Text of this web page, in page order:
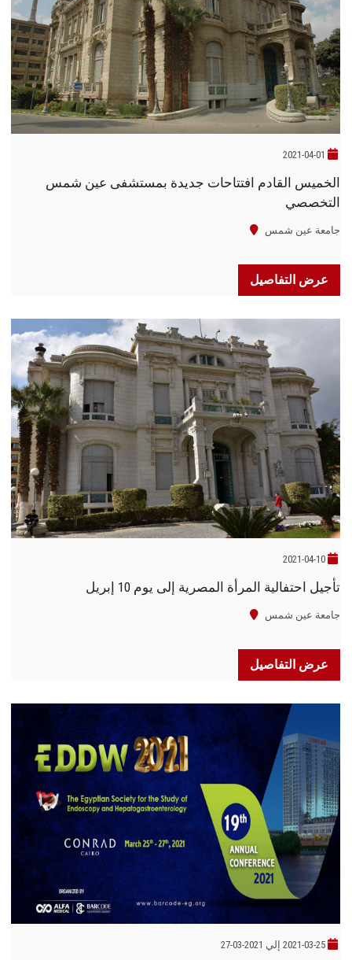
2021-04-01
الخميس القادم افتتاحات جديدة بمستشفى عين شمس
التخصصي
جامعة عين شمس
عرض التفاصيل
2021-04-10
تأجيل احتفالية المرأة المصرية إلى يوم 10 إبريل
جامعة عين شمس
عرض التفاصيل
2021-03-25 إلي 2021-03-27